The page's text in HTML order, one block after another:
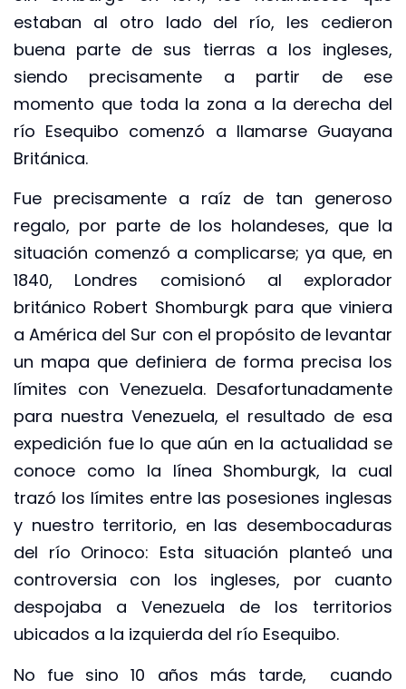
estaban al otro lado del río, les cedieron
buena parte de sus tierras a los ingleses,
siendo precisamente a partir de ese
momento que toda la zona a la derecha del
río Esequibo comenzó a llamarse Guayana
Británica.
Fue precisamente a raíz de tan generoso
regalo, por parte de los holandeses, que la
situación comenzó a complicarse; ya que, en
1840, Londres comisionó al explorador
británico Robert Shomburgk para que viniera
a América del Sur con el propósito de levantar
un mapa que definiera de forma precisa los
límites con Venezuela. Desafortunadamente
para nuestra Venezuela, el resultado de esa
expedición fue lo que aún en la actualidad se
conoce como la línea Shomburgk, la cual
trazó los límites entre las posesiones inglesas
y nuestro territorio, en las desembocaduras
del río Orinoco: Esta situación planteó una
controversia con los ingleses, por cuanto
despojaba a Venezuela de los territorios
ubicados a la izquierda del río Esequibo.
No fue sino 10 años más tarde, cuando